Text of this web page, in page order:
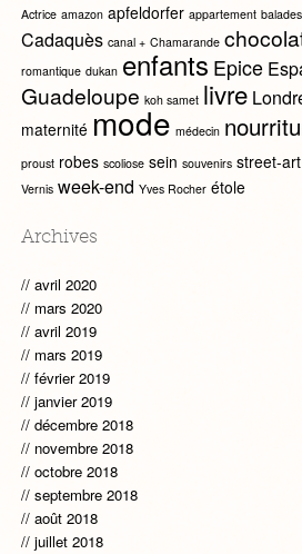
Actrice amazon apfeldorfer appartement balades
Cadaquès canal + Chamarande
romantique dukan enfants Epice
Guadeloupe koh samet livre
maternité mode médecin
proust robes scoliose sein souvenirs street-art
Vernis week-end Yves Rocher étole
Archives
avril 2020
mars 2020
avril 2019
mars 2019
février 2019
janvier 2019
décembre 2018
novembre 2018
octobre 2018
septembre 2018
août 2018
juillet 2018